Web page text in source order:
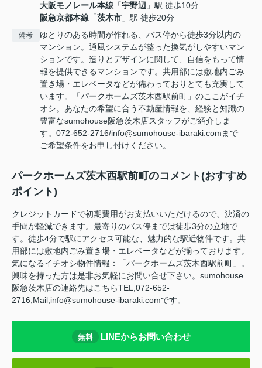
大阪モノレール本線 「宇野辺 」駅 徒歩10分
阪急京都本線 「茨木市 」駅 徒歩20分
備考
ゆとりのある時間が作れる、バス停から徒歩3分以内の
マンション。通風システムが整った換気がしやすいマン
ションです。造りとデザインに関して、自信をもって情
報を提供できるマンションです。共用部には敷地内ごみ
置き場・エレベータなどが備わっておりとても充実して
います。「パークホームズ茨木西駅前町」のここがイチ
オシ。あなたの希望に合う不動産情報を、経験と知識の
豊富なsumohouse阪急茨木店スタッフがご紹介しま
す。072-652-2716/info@sumohouse-ibaraki.comまで
ご希望条件をお申し付けください。
パークホームズ茨木西駅前町のコメント(おすすめ
ポイント)
クレジットカードで初期費用がお支払いいただけるので、決済の
手間が軽減できます。最寄りのバス停までは徒歩3分の立地で
す。徒歩4分で駅にアクセス可能な、魅力的な駅近物件です。共
用部には敷地内ごみ置き場・エレベータなどが揃っております。
気になるイチオシ物件情報：「パークホームズ茨木西駅前町」。
興味を持った方は是非お気軽にお問い合せ下さい。sumohouse
阪急茨木店の連絡先はこちらTEL;072-652-
2716,Mail;info@sumohouse-ibaraki.comです。
無料 LINEからお問い合わせ